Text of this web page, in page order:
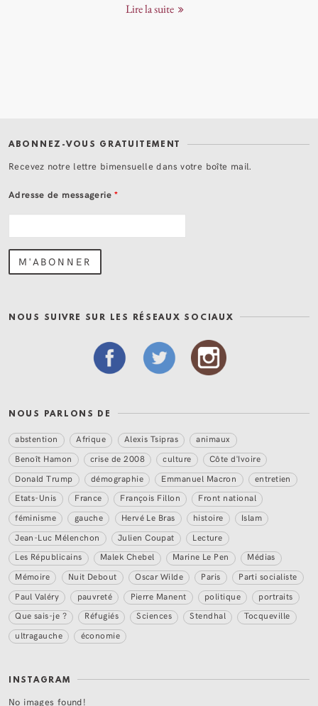
Lire la suite
ABONNEZ-VOUS GRATUITEMENT
Recevez notre lettre bimensuelle dans votre boîte mail.
Adresse de messagerie*
NOUS SUIVRE SUR LES RÉSEAUX SOCIAUX
NOUS PARLONS DE
abstention Afrique Alexis Tsipras
animaux
Benoît Hamon
crise de 2008 culture
Côte d'Ivoire
Donald Trump
démographie Emmanuel Macron
entretien
Etats-Unis
France François Fillon
Front national
féminisme
gauche Hervé Le Bras histoire
Islam
Jean-Luc Mélenchon
Julien Coupat
Lecture
Les Républicains
Malek Chebel Marine Le Pen
Médias
Mémoire
Nuit Debout Oscar Wilde Paris
Parti socialiste
Paul Valéry
pauvreté Pierre Manent politique
portraits
Que sais-je ?
Réfugiés Sciences Stendhal
Tocqueville
ultragauche
économie
INSTAGRAM
No images found!